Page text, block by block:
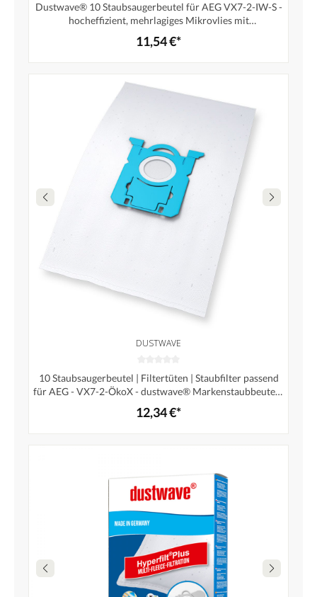
Dustwave® 10 Staubsaugerbeutel für AEG VX7-2-IW-S -
hocheffizient, mehrlagiges Mikrovlies mit
Hygieneverschluss - Made in Germany
11,54 €*
DUSTWAVE
10 Staubsaugerbeutel | Filtertüten | Staubfilter passend
für AEG - VX7-2-ÖkoX - dustwave® Markenstaubbeutel /
Made in Germany + inkl. Microfilter (Sparpack)
12,34 €*